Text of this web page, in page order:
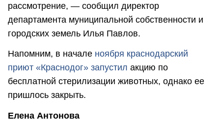
рассмотрение, — сообщил директор
департамента муниципальной собственности и
городских земель Илья Павлов.
Напомним, в начале ноября краснодарский
приют «Краснодог» запустил акцию по
бесплатной стерилизации животных, однако ее
пришлось закрыть.
Елена Антонова